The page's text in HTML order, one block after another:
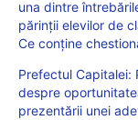
una dintre
părinții elevilor de
Ce conține
Prefectul Capitalei:
despre
prezentării unei